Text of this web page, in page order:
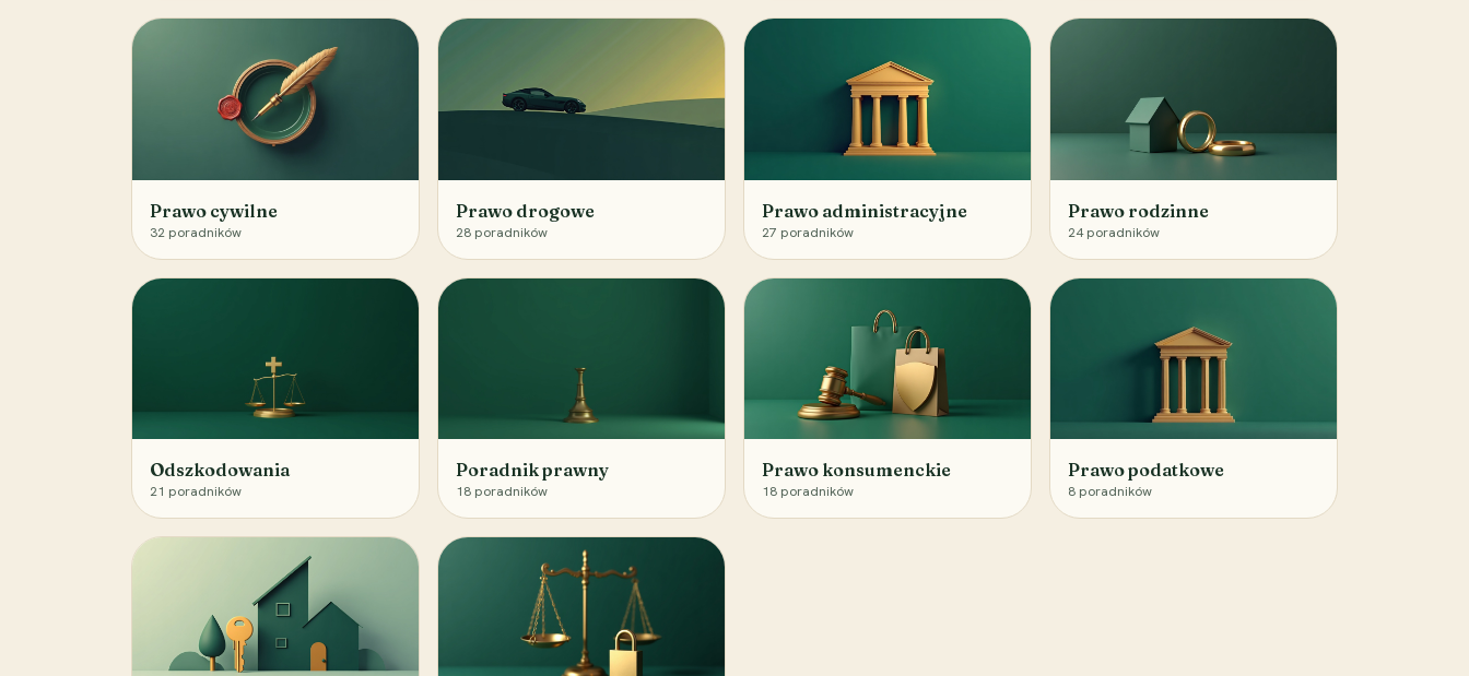
Prawo cywilne
32 poradników
Prawo drogowe
28 poradników
Prawo administracyjne
27 poradników
Prawo rodzinne
24 poradników
Odszkodowania
21 poradników
Poradnik prawny
18 poradników
Prawo konsumenckie
18 poradników
Prawo podatkowe
8 poradników